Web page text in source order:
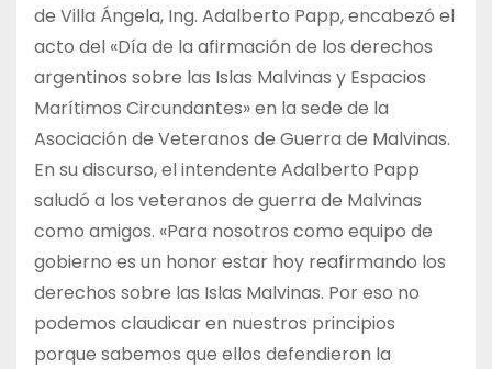
de Villa Ángela, Ing. Adalberto Papp, encabezó el
acto del «Día de la afirmación de los derechos
argentinos sobre las Islas Malvinas y Espacios
Marítimos Circundantes» en la sede de la
Asociación de Veteranos de Guerra de Malvinas.
En su discurso, el intendente Adalberto Papp
saludó a los veteranos de guerra de Malvinas
como amigos. «Para nosotros como equipo de
gobierno es un honor estar hoy reafirmando los
derechos sobre las Islas Malvinas. Por eso no
podemos claudicar en nuestros principios
porque sabemos que ellos defendieron la